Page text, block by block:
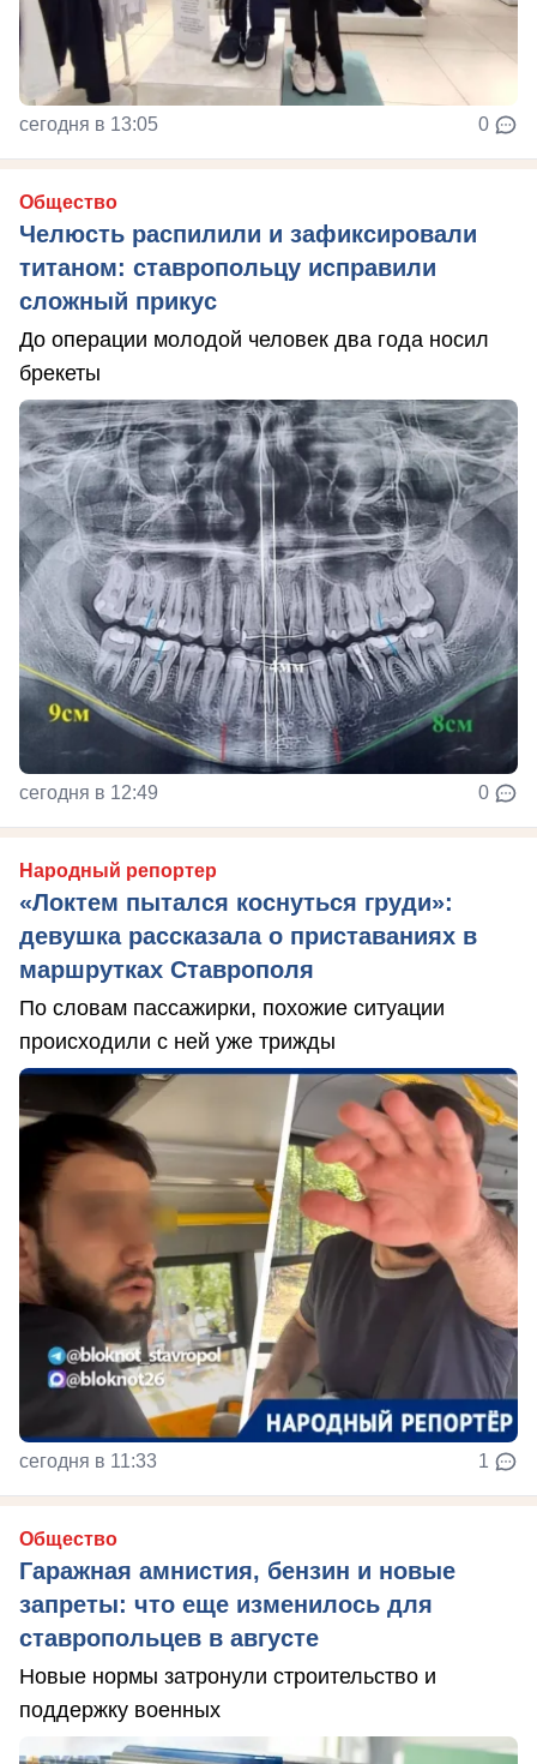
сегодня в 13:05 0
Общество
Челюсть распилили и зафиксировали
титаном: ставропольцу исправили
сложный прикус
До операции молодой человек два года носил
брекеты
сегодня в 12:49 0
Народный репортер
«Локтем пытался коснуться груди»:
девушка рассказала о приставаниях в
маршрутках Ставрополя
По словам пассажирки, похожие ситуации
происходили с ней уже трижды
сегодня в 11:33 1
Общество
Гаражная амнистия, бензин и новые
запреты: что еще изменилось для
ставропольцев в августе
Новые нормы затронули строительство и
поддержку военных